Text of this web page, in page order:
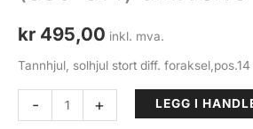
kr 495,00 inkl. mva.
Tannhjul, solhjul stort diff. foraksel,pos.14
-
stort(tannhjul
+ LEGG I